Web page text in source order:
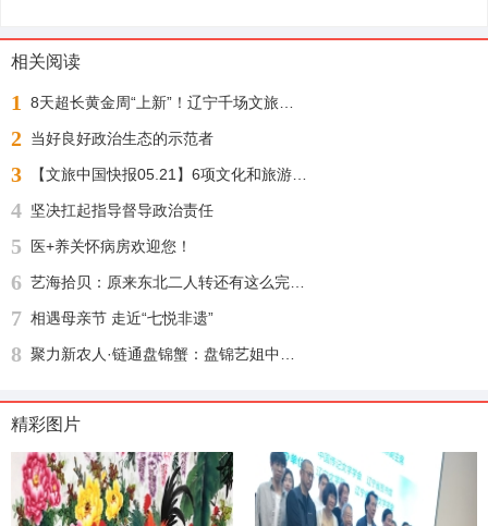
相关阅读
1
2 当好良好政治生态的示范者
3
4 坚决扛起指导督导政治责任
5 医+养关怀病房欢迎您！
6
7 相遇母亲节 走近“七悦非遗”
8
精彩图片